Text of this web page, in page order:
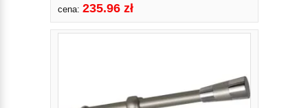
cena: 235.96 zł